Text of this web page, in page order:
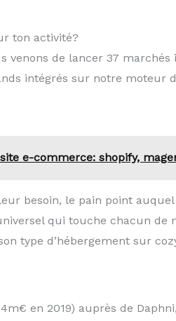
ton activité?
venons de lancer 37
intégrés sur notre moteur
e-commerce: shopify,
besoin, le pain point auquel
qui touche chacun de
type d’hébergement sur
en 2019) auprès de